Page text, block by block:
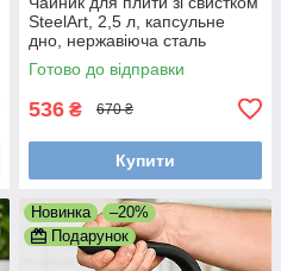
SteelArt, 2,5 л, капсульне
дно, нержавіюча сталь
Готово до відправки
536 ₴ 670 ₴
Купити
Новинка
–20%
Подарунок